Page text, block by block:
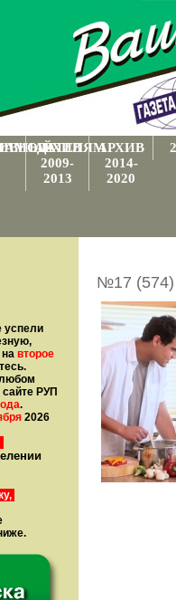
АРХИВ
2009-
2013
АРХИВ
2014-
2020
успели
на второе
РУП
.
2026
№17 (574)